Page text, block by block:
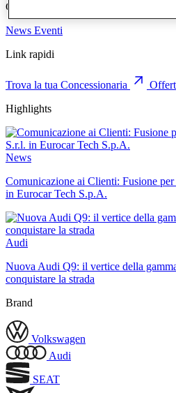
Comunicazione
News Eventi
Link rapidi
Trova la tua Concessionaria
Highlights
News
Comunicazione ai Clienti: Fusione
in Eurocar Tech S.p.A.
Audi
Nuova Audi Q9: il vertice della
conquistare la strada
Brand
Volkswagen
Audi
SEAT